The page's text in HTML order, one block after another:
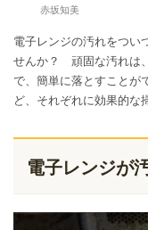
赤坂知美
電子レンジの汚れをつい
せんか？ 頑固な汚れは
で、簡単に落とすことが
ど、それぞれに効果的な
電子レンジが